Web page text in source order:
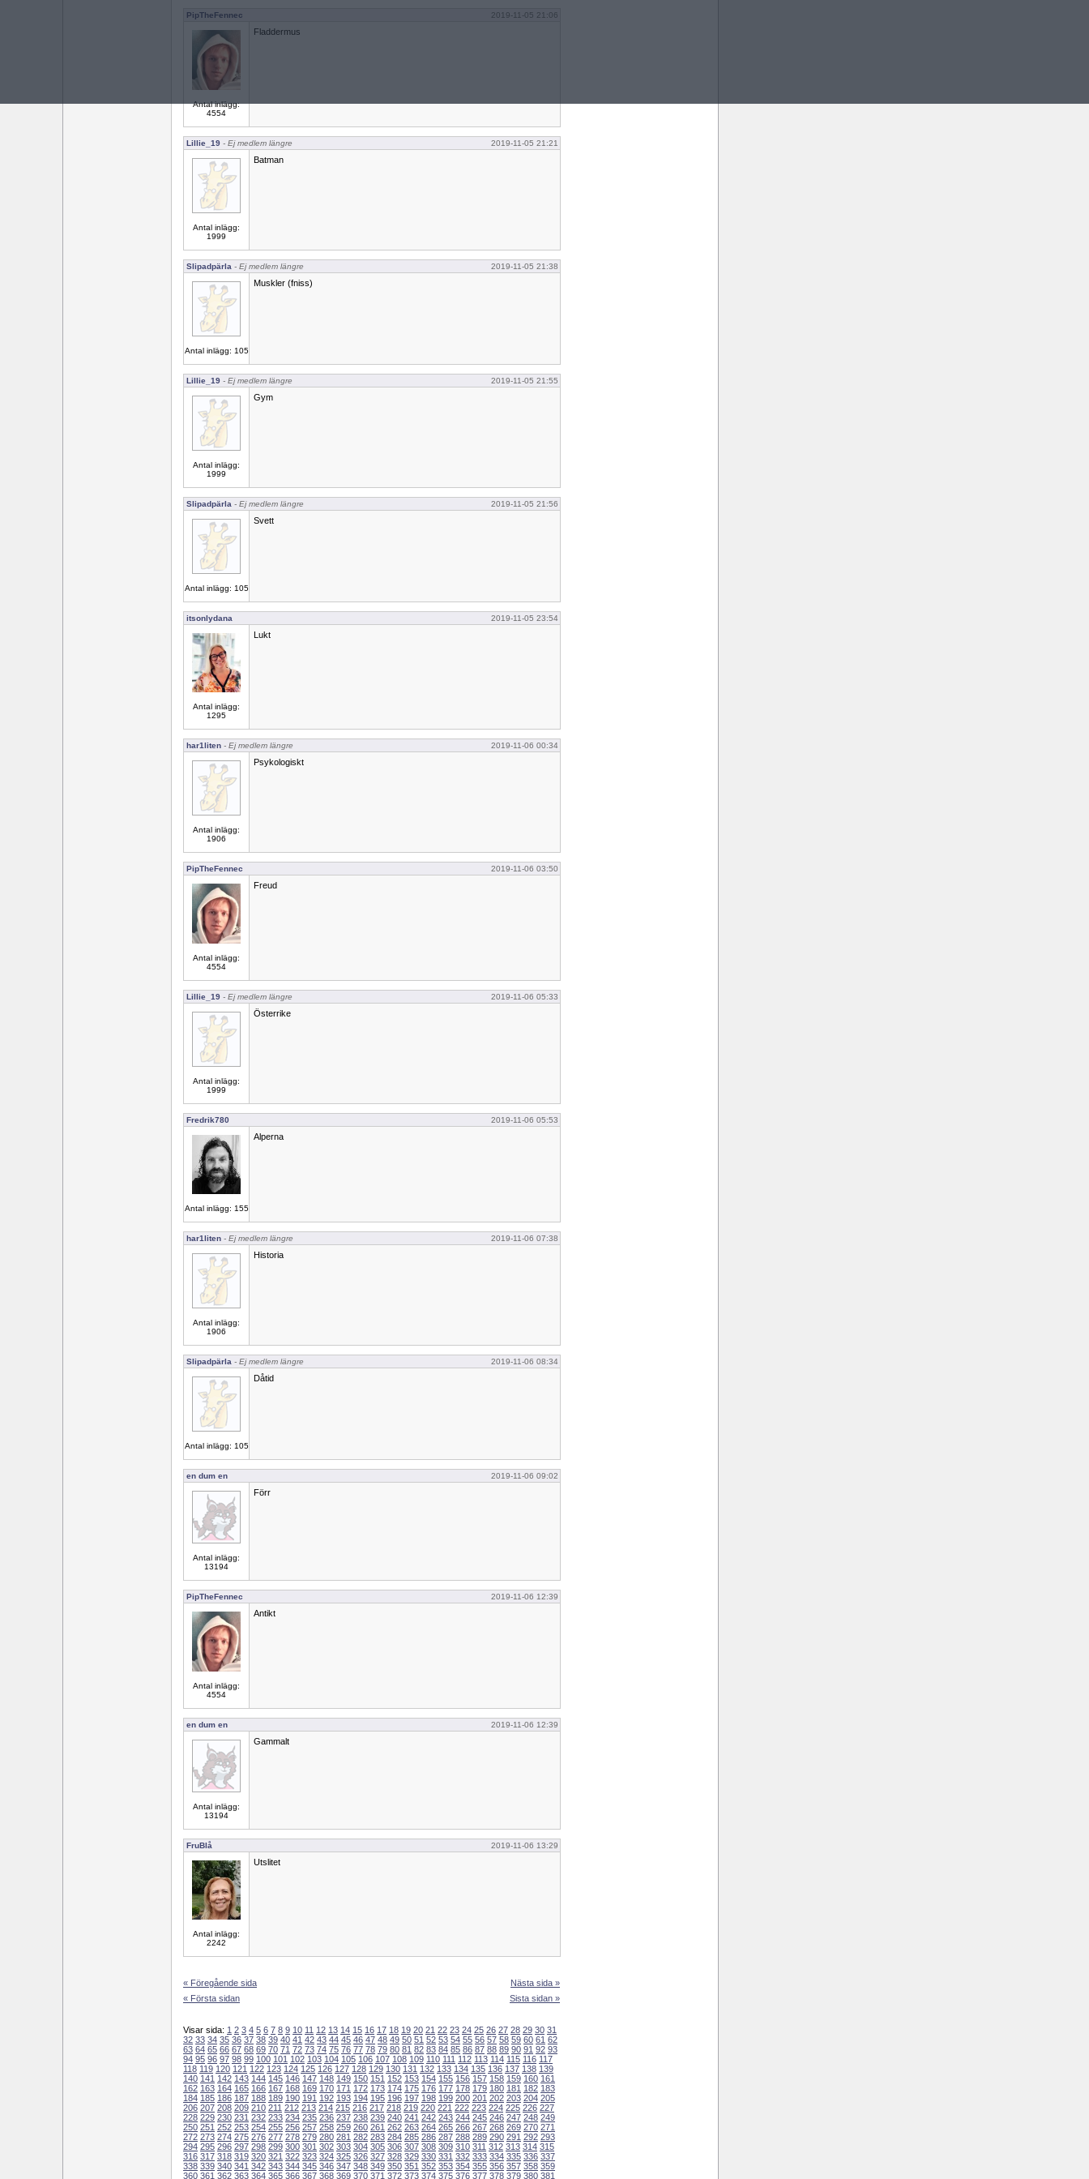
PipTheFennec 2019-11-05 21:06
Antal inlägg:
4554
Fladdermus
Lillie_19 - Ej medlem längre 2019-11-05 21:21
Antal inlägg:
1999
Batman
Slipadpärla - Ej medlem längre 2019-11-05 21:38
Antal inlägg: 105
Muskler (fniss)
Lillie_19 - Ej medlem längre 2019-11-05 21:55
Antal inlägg:
1999
Gym
Slipadpärla - Ej medlem längre 2019-11-05 21:56
Antal inlägg: 105
Svett
itsonlydana 2019-11-05 23:54
Antal inlägg:
1295
Lukt
har1liten - Ej medlem längre 2019-11-06 00:34
Antal inlägg:
1906
Psykologiskt
PipTheFennec 2019-11-06 03:50
Antal inlägg:
4554
Freud
Lillie_19 - Ej medlem längre 2019-11-06 05:33
Antal inlägg:
1999
Österrike
Fredrik780 2019-11-06 05:53
Antal inlägg: 155
Alperna
har1liten - Ej medlem längre 2019-11-06 07:38
Antal inlägg:
1906
Historia
Slipadpärla - Ej medlem längre 2019-11-06 08:34
Antal inlägg: 105
Dåtid
en dum en 2019-11-06 09:02
Antal inlägg:
13194
Förr
PipTheFennec 2019-11-06 12:39
Antal inlägg:
4554
Antikt
en dum en 2019-11-06 12:39
Antal inlägg:
13194
Gammalt
FruBlå 2019-11-06 13:29
Antal inlägg:
2242
Utslitet
« Föregående sida
« Första sidan
Nästa sida »
Sista sidan »
Visar sida: 1 2 3 4 5 6 7 8 9 10 11 12 13 14 15 16 17 18 19 20 21 22 23 24 25 26 27 28 29 30 31
32 33 34 35 36 37 38 39 40 41 42 43 44 45 46 47 48 49 50 51 52 53 54 55 56 57 58 59 60 61 62
63 64 65 66 67 68 69 70 71 72 73 74 75 76 77 78 79 80 81 82 83 84 85 86 87 88 89 90 91 92 93
94 95 96 97 98 99 100 101 102 103 104 105 106 107 108 109 110 111 112 113 114 115 116 117
118 119 120 121 122 123 124 125 126 127 128 129 130 131 132 133 134 135 136 137 138 139
140 141 142 143 144 145 146 147 148 149 150 151 152 153 154 155 156 157 158 159 160 161
162 163 164 165 166 167 168 169 170 171 172 173 174 175 176 177 178 179 180 181 182 183
184 185 186 187 188 189 190 191 192 193 194 195 196 197 198 199 200 201 202 203 204 205
206 207 208 209 210 211 212 213 214 215 216 217 218 219 220 221 222 223 224 225 226 227
228 229 230 231 232 233 234 235 236 237 238 239 240 241 242 243 244 245 246 247 248 249
250 251 252 253 254 255 256 257 258 259 260 261 262 263 264 265 266 267 268 269 270 271
272 273 274 275 276 277 278 279 280 281 282 283 284 285 286 287 288 289 290 291 292 293
294 295 296 297 298 299 300 301 302 303 304 305 306 307 308 309 310 311 312 313 314 315
316 317 318 319 320 321 322 323 324 325 326 327 328 329 330 331 332 333 334 335 336 337
338 339 340 341 342 343 344 345 346 347 348 349 350 351 352 353 354 355 356 357 358 359
360 361 362 363 364 365 366 367 368 369 370 371 372 373 374 375 376 377 378 379 380 381